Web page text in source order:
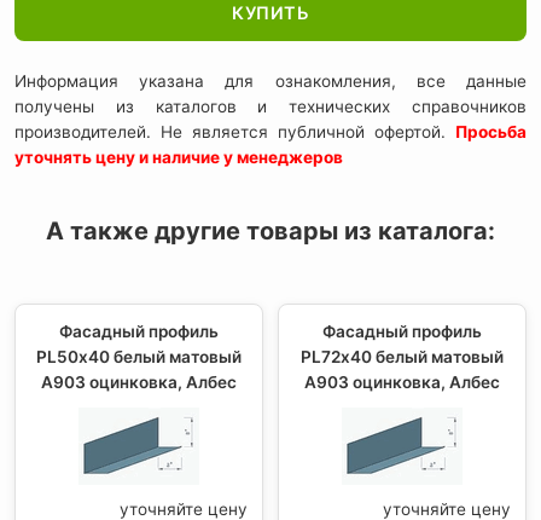
КУПИТЬ
Информация указана для ознакомления, все данные
получены из каталогов и технических справочников
производителей. Не является публичной офертой. Просьба
уточнять цену и наличие у менеджеров
А также другие товары из каталога:
Фасадный профиль
PL50х40 белый матовый
А903 оцинковка, Албес
уточняйте цену
Фасадный профиль
PL72х40 белый матовый
А903 оцинковка, Албес
уточняйте цену